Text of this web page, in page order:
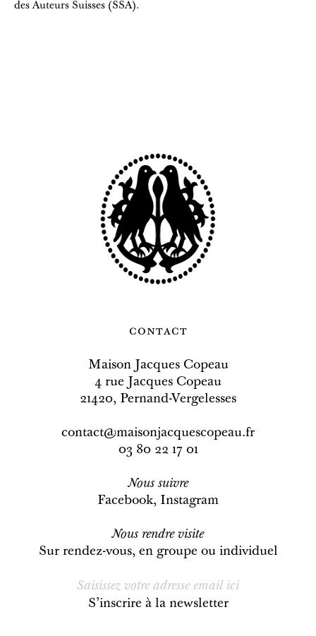
des Auteurs Suisses (SSA).
contact
Maison Jacques Copeau
4 rue Jacques Copeau
21420, Pernand-Vergelesses
contact@maisonjacquescopeau.fr
03 80 22 17 01
Nous suivre
Facebook, Instagram
Nous rendre visite
Sur rendez-vous, en groupe ou individuel
S’inscrire à la newsletter